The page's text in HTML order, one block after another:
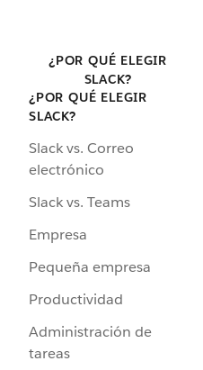
¿POR QUÉ ELEGIR
SLACK?
¿POR QUÉ ELEGIR
SLACK?
Slack vs. Correo
electrónico
Slack vs. Teams
Empresa
Pequeña empresa
Productividad
Administración de
tareas